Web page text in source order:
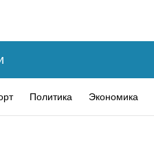
Политика Экономика